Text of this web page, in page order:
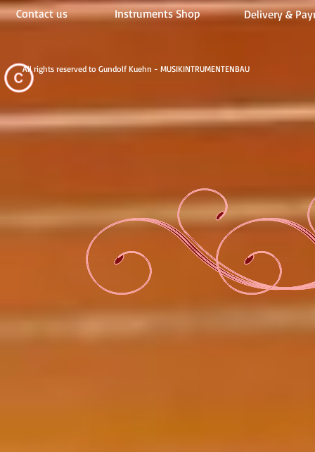
Contact us Instruments Shop Delivery &
All rights reserved to Gundolf Kuehn - MUSIKINTRUMENTENBAU